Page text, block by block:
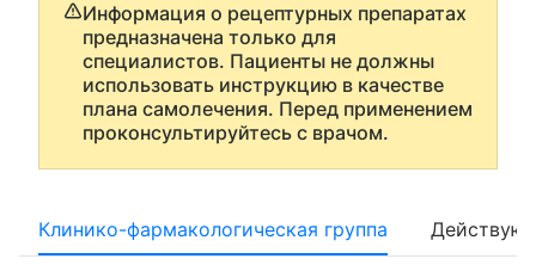
Информация о рецептурных препаратах
предназначена только для
специалистов. Пациенты не должны
использовать инструкцию в качестве
плана самолечения. Перед применением
проконсультируйтесь с врачом.
Клинико-фармакологическая группа